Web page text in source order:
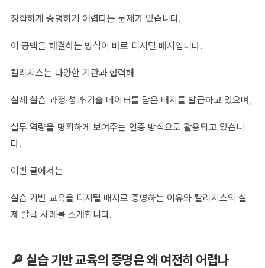
정확하게 증명하기 어렵다는 문제가 있습니다.
이 공백을 해결하는 방식이 바로 디지털 배지입니다.
칼리지스는 다양한 기관과 협력해
실제 실습 과정·성과·기술 데이터를 담은 배지를 발급하고 있으며,
실무 역량을 명확하게 보여주는 인증 방식으로 활용되고 있습니
다.
이번 글에서는
실습 기반 교육을 디지털 배지로 증명하는 이유와 칼리지스의 실
제 발급 사례를 소개합니다.
🔎 실습 기반 교육의 증명은 왜 여전히 어렵나